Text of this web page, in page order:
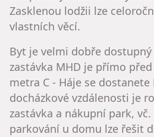
Zasklenou lodžii lze
vlastních věcí.
Byt je velmi dobře
zastávka MHD je přímo
metra C - Háje se dostanete
docházkové vzdálenosti je
zastávka a nákupní park,
parkování u domu lze řešit